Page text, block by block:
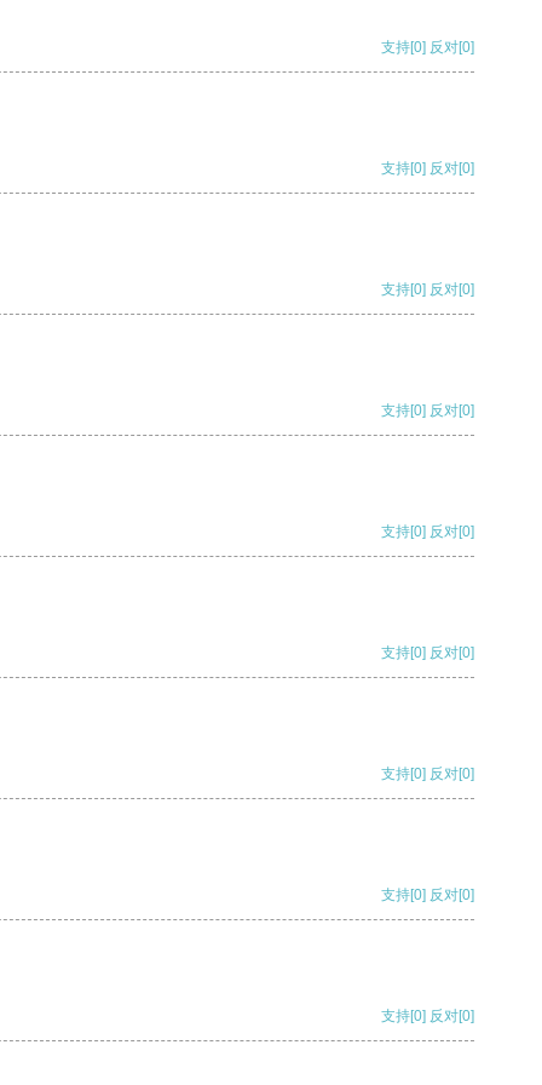
支持[0] 反对[0]
支持[0] 反对[0]
支持[0] 反对[0]
支持[0] 反对[0]
支持[0] 反对[0]
支持[0] 反对[0]
支持[0] 反对[0]
支持[0] 反对[0]
支持[0] 反对[0]